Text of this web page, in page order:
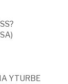
YTURBE